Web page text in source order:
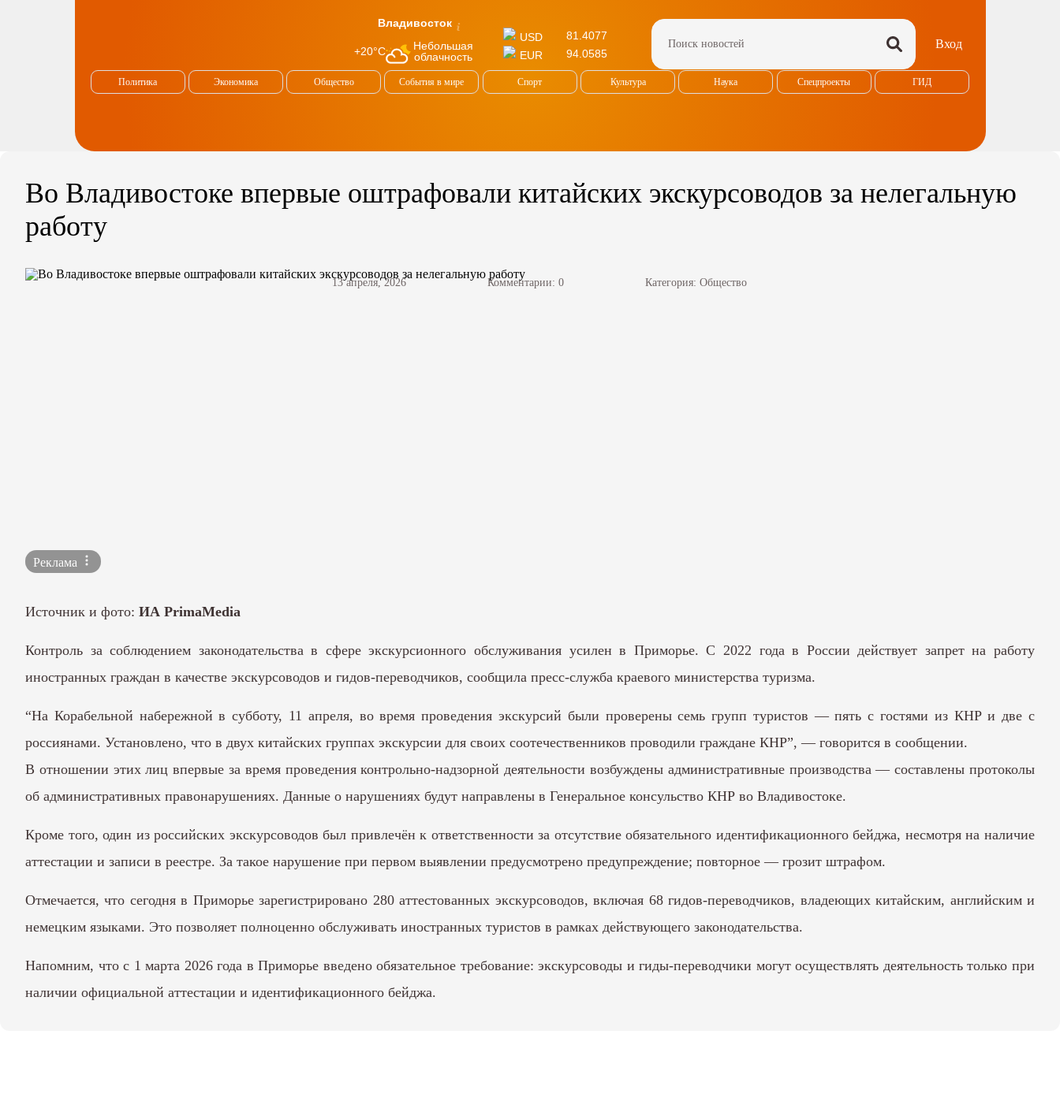
Владивосток
+20°C
Небольшая
облачность
USD
81.4077
EUR
94.0585
Вход
Политика Экономика Общество События в мире Спорт Культура Наука Спецпроекты ГИД
Во Владивостоке впервые оштрафовали китайских экскурсоводов за нелегальную
работу
13 апреля, 2026 Комментарии: 0 Категория:Общество
Реклама
Источник и фото: ИА PrimaMedia
Контроль за соблюдением законодательства в сфере экскурсионного обслуживания усилен в Приморье. С 2022 года в России действует запрет на работу
иностранных граждан в качестве экскурсоводов и гидов-переводчиков, сообщила пресс-служба краевого министерства туризма.
“На Корабельной набережной в субботу, 11 апреля, во время проведения экскурсий были проверены семь групп туристов — пять с гостями из КНР и две с
россиянами. Установлено, что в двух китайских группах экскурсии для своих соотечественников проводили граждане КНР”, — говорится в сообщении.
В отношении этих лиц впервые за время проведения контрольно-надзорной деятельности возбуждены административные производства — составлены протоколы
об административных правонарушениях. Данные о нарушениях будут направлены в Генеральное консульство КНР во Владивостоке.
Кроме того, один из российских экскурсоводов был привлечён к ответственности за отсутствие обязательного идентификационного бейджа, несмотря на наличие
аттестации и записи в реестре. За такое нарушение при первом выявлении предусмотрено предупреждение; повторное — грозит штрафом.
Отмечается, что сегодня в Приморье зарегистрировано 280 аттестованных экскурсоводов, включая 68 гидов-переводчиков, владеющих китайским, английским и
немецким языками. Это позволяет полноценно обслуживать иностранных туристов в рамках действующего законодательства.
Напомним, что с 1 марта 2026 года в Приморье введено обязательное требование: экскурсоводы и гиды-переводчики могут осуществлять деятельность только при
наличии официальной аттестации и идентификационного бейджа.